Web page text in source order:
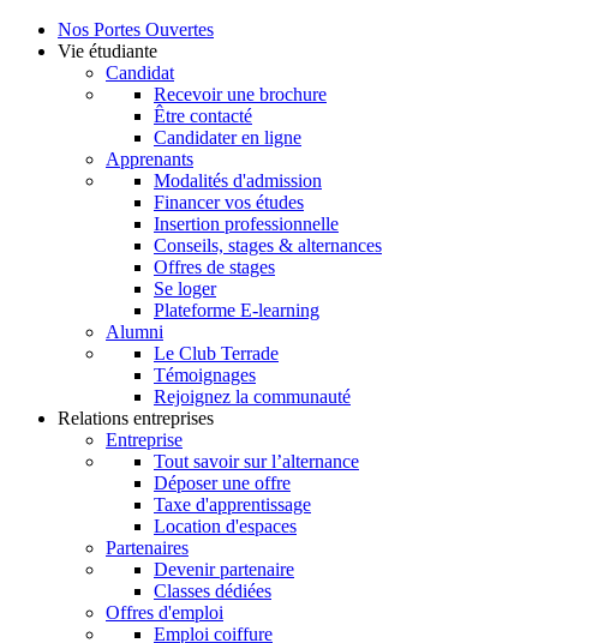
Nos Portes Ouvertes
Vie étudiante
Candidat
Recevoir une brochure
Être contacté
Candidater en ligne
Apprenants
Modalités d'admission
Financer vos études
Insertion professionnelle
Conseils, stages & alternances
Offres de stages
Se loger
Plateforme E-learning
Alumni
Le Club Terrade
Témoignages
Rejoignez la communauté
Relations entreprises
Entreprise
Tout savoir sur l’alternance
Déposer une offre
Taxe d'apprentissage
Location d'espaces
Partenaires
Devenir partenaire
Classes dédiées
Offres d'emploi
Emploi coiffure